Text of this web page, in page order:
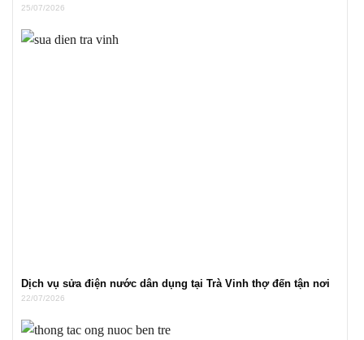
25/07/2026
Dịch vụ sửa điện nước dân dụng tại Trà Vinh thợ đến tận nơi
22/07/2026